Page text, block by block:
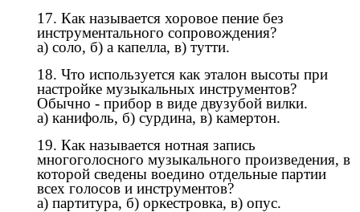
17. Как называется хоровое пение без
инструментального сопровождения?
а) соло, б) а капелла, в) тутти.
18. Что используется как эталон высоты при
настройке музыкальных инструментов?
Обычно - прибор в виде двузубой вилки.
а) канифоль, б) сурдина, в) камертон.
19. Как называется нотная запись
многоголосного музыкального произведения, в
которой сведены воедино отдельные партии
всех голосов и инструментов?
а) партитура, б) оркестровка, в) опус.